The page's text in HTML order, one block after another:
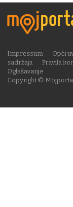
Copyright ©
Impressum Opći
sadržaja
Pravila
Oglašavanje